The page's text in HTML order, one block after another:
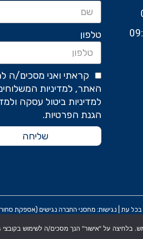
ה 09:00-
טלפון
קראתי ואני מסכים/ה
האתר, למדיניות
למדיניות ביטול עסקה
הגנת הפרטיות.
שליחה
מחסני החברה נגישים (אספקת סחורה בלבד)
תקנון אתר מדניות הפרטיות